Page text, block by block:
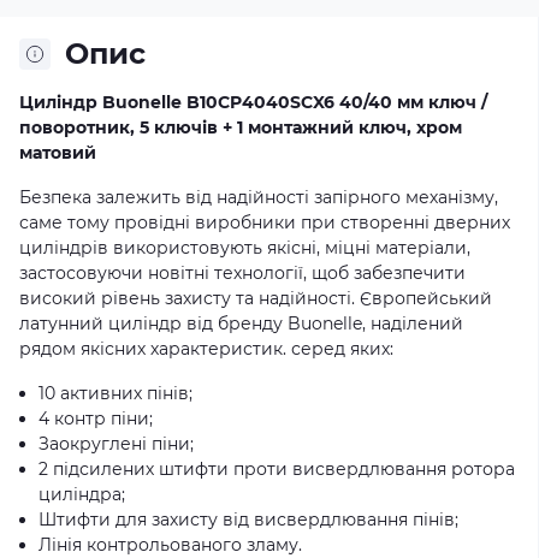
Опис
Циліндр Buonellе B10CP4040SCX6 40/40 мм ключ /
поворотник, 5 ключів + 1 монтажний ключ, хром
матовий
Безпека залежить від надійності запірного механізму,
саме тому провідні виробники при створенні дверних
циліндрів використовують якісні, міцні матеріали,
застосовуючи новітні технології, щоб забезпечити
високий рівень захисту та надійності. Європейський
латунний циліндр від бренду Buonelle, наділений
рядом якісних характеристик. серед яких:
10 активних пінів;
4 контр піни;
Заокруглені піни;
2 підсилених штифти проти висвердлювання ротора
циліндра;
Штифти для захисту від висвердлювання пінів;
Лінія контрольованого зламу.